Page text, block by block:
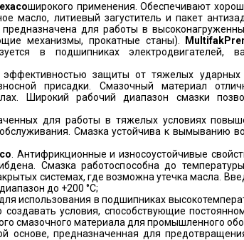
широкого применения. Обеспечивают
масло, литиевый загуститель и пакет
для работы в
механизмы, прокатные станы).
Multifak
в подшипниках электродвигателей,
эффективностью защиты от тяжелых ударных
присадки. Смазочный материал
Широкий рабочий диапазон смазки
для работы в тяжелых условиях
Смазка устойчива к вымыванию
. Антифрикционные и износоустойчивые
Смазка работоспособна до
системах, где возможна утечка масла.
до +200 °C;
использования в подшипниках
условия, способствующие
смазочного материала для промышленного
основе, предназначенная для